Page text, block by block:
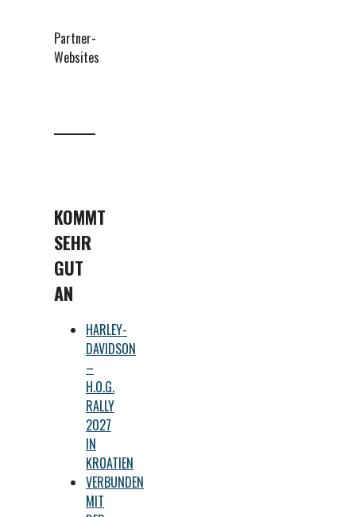
Partner-
Websites
KOMMT
SEHR
GUT
AN
HARLEY-
DAVIDSON
–
H.O.G.
RALLY
2027
IN
KROATIEN
VERBUNDEN
MIT